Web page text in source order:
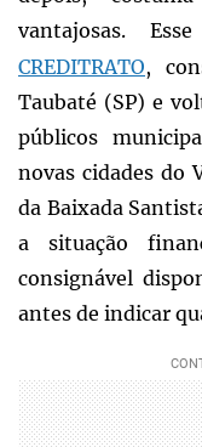
vantajosas.
CREDITRATO,
Taubaté (SP) e
públicos
novas cidades do
da Baixada
a situação
consignável
antes de indicar